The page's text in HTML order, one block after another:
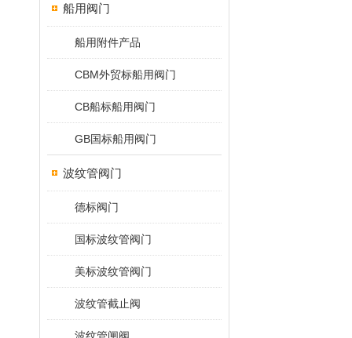
船用阀门
船用附件产品
CBM外贸标船用阀门
CB船标船用阀门
GB国标船用阀门
波纹管阀门
德标阀门
国标波纹管阀门
美标波纹管阀门
波纹管截止阀